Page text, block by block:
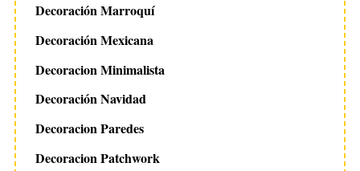
Decoración Marroquí
Decoración Mexicana
Decoracion Minimalista
Decoración Navidad
Decoracion Paredes
Decoracion Patchwork